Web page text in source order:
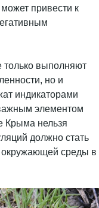
привести к
выполняют
но и
индикаторами
элементом
Крыма нельзя
должно стать
окружающей среды в